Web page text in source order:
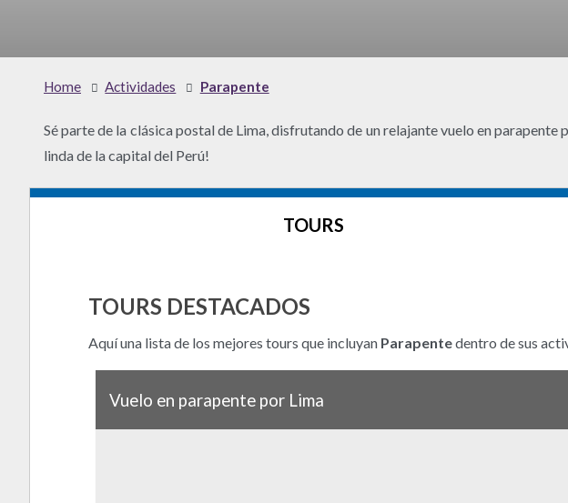
Home Actividades Parapente
Sé parte de la clásica postal de Lima, disfrutando de un relajante vuelo en
linda de la capital del Perú!
TOURS
TOURS DESTACADOS
Aquí una lista de los mejores tours que incluyan Parapentedentro de sus
Vuelo en parapente por Lima